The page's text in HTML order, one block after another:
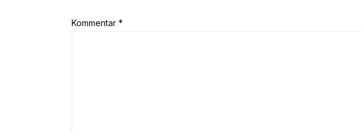
Kommentar *